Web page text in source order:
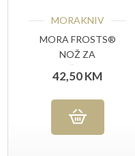
MORAKNIV
MORA FROSTS®
NOŽ ZA
OTKOŠTAVANJE
ZAKRIVLJENI 9124
PG
42,50KM